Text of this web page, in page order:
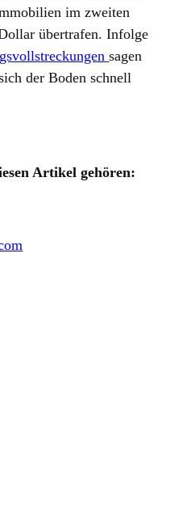
im zweiten
übertrafen. Infolge
sagen
der Boden schnell
Artikel gehören: